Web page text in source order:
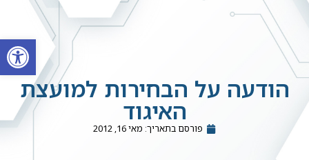
פתח
הודעה על הבחירות למועצת
האיגוד
פורסם בתאריך: מאי 16, 2012